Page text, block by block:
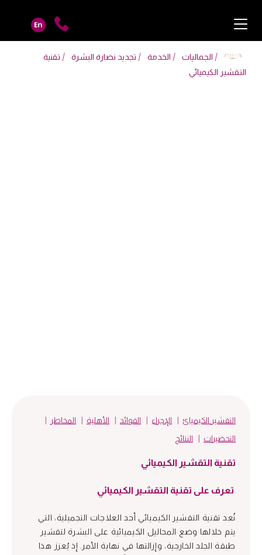
الجماليات الخدمة تجديد نضارة البشرة
تقنية
التقشير الكيميائي
الدموية
التقشير الكيميائ
الإجراء الفوائد الأهلية
المخاطر
التحضيرات
النتائج
تقنية التقشير الكيميائي
تعرف على تقنية التقشير الكيميائي
تُعد تقنية التقشير الكيميائي أحد العلاجات التجميلية، التي
يتم خلالها وضع المحاليل الكيميائية على البشرة لتقشير
طبقة الجلد الخارجية، وإزالتها في نهاية الأمر. إذ يُعزز هذا